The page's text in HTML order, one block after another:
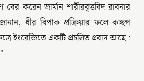
বের করেন জার্মান শারীরবৃত্তবিদ রাবনার
ধীর বিপাক প্রক্রিয়ার ফলে কচ্ছপ
ইংরেজিতে একটি প্রচলিত প্রবাদ আছে :